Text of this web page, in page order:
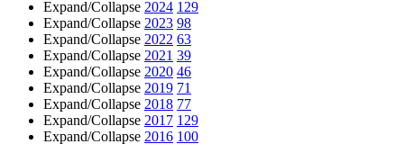
Expand/Collapse 2024 129
Expand/Collapse 2023 98
Expand/Collapse 2022 63
Expand/Collapse 2021 39
Expand/Collapse 2020 46
Expand/Collapse 2019 71
Expand/Collapse 2018 77
Expand/Collapse 2017 129
Expand/Collapse 2016 100